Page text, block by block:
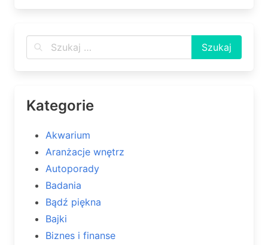
Kategorie
Akwarium
Aranżacje wnętrz
Autoporady
Badania
Bądź piękna
Bajki
Biznes i finanse